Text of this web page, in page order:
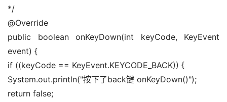
*/
@Override
public boolean onKeyDown(int keyCode, KeyEvent
event) {
if ((keyCode == KeyEvent.KEYCODE_BACK)) {
System.out.println("按下了back键 onKeyDown()");
return false;